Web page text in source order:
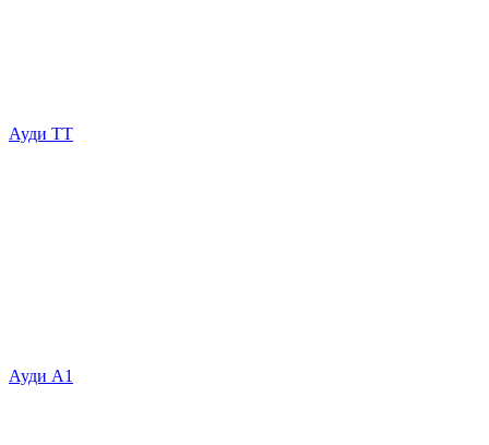
Ауди ТТ
Ауди А1